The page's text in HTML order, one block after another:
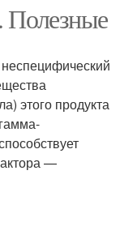
Полезные
этого продукта
—